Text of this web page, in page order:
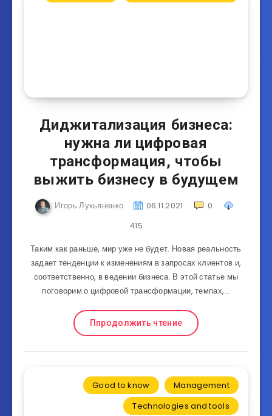
Диджитализация бизнеса:
нужна ли цифровая
трансформация, чтобы
выжить бизнесу в будущем
Игорь Лукьяненко 06.11.2021
0
415
Таким как раньше, мир уже не будет. Новая реальность
задает тенденции к изменениям в запросах клиентов и,
соответственно, в ведении бизнеса. В этой статье мы
поговорим о цифровой трансформации, темпах,…
Ппродолжить чтение
Good to know
Management
Technologies and tools